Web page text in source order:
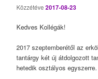
Közzétéve2017-08-23
Kedves Kollégák!
2017 szeptemberétől az
tantárgy két új átdolgozott
hetedik osztályos egyszerre.